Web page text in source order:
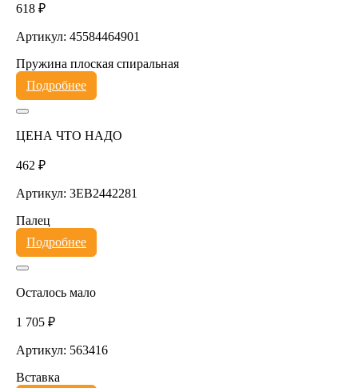
618 ₽
Артикул: 45584464901
Пружина плоская спиральная
Подробнее
ЦЕНА ЧТО НАДО
462 ₽
Артикул: 3EB2442281
Палец
Подробнее
Осталось мало
1 705 ₽
Артикул: 563416
Вставка